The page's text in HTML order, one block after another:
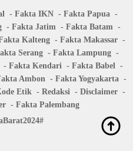
Fakta IKN
Fakta Papua
Fakta Jatim
Fakta Batam
Kalteng
Fakta Makassar
Serang
Fakta Lampung
Fakta Kendari
Fakta Babel
Ambon
Fakta Yogyakarta
Etik Redaksi
Disclaimer
Fakta Palembang